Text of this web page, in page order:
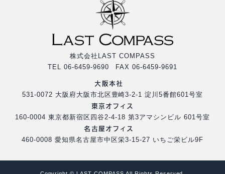
株式会社LAST COMPASS
TEL 06-6459-9690 FAX 06-6459-9691
大阪本社
531-0072 大阪府大阪市北区豊崎3-2-1 淀川5番館601号室
東京オフィス
160-0004 東京都新宿区四谷2-4-18 第3アマシンビル 601号室
名古屋オフィス
460-0008 愛知県名古屋市中区栄3-15-27 いちご栄ビル9F